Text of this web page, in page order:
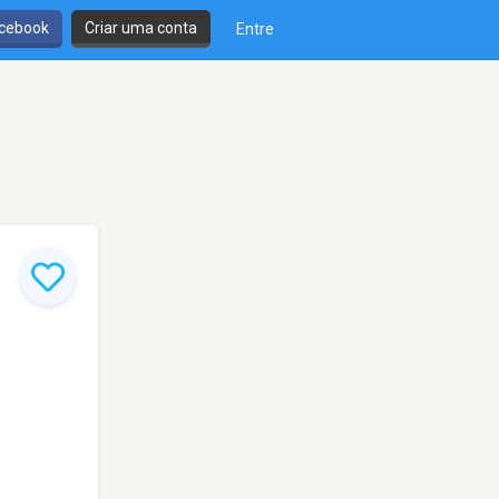
Criar uma conta Entre